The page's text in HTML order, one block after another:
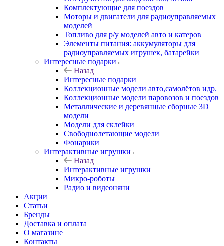
Комплектующие для поездов
Моторы и двигатели для радиоуправляемых
моделей
Топливо для р/у моделей авто и катеров
Элементы питания: аккумуляторы для
радиоуправляемых игрушек, батарейки
Интересные подарки
Назад
Интересные подарки
Коллекционные модели авто,самолётов идр.
Коллекционные модели паровозов и поездов
Металлические и деревянные сборные 3D
модели
Модели для склейки
Свободнолетающие модели
Фонарики
Интерактивные игрушки
Назад
Интерактивные игрушки
Микро-роботы
Радио и видеоняни
Акции
Статьи
Бренды
Доставка и оплата
О магазине
Контакты